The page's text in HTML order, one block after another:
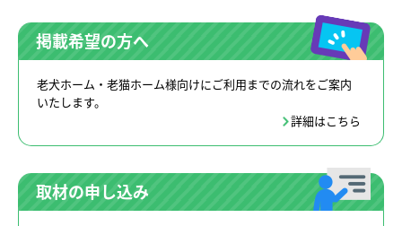
掲載希望の方へ
老犬ホーム・老猫ホーム様向けにご利用までの流れをご案内
いたします。
詳細はこちら
取材の申し込み